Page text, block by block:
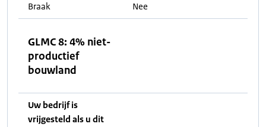
Braak Nee
GLMC 8: 4% niet-
productief
bouwland
Uw bedrijf is
vrijgesteld als u dit